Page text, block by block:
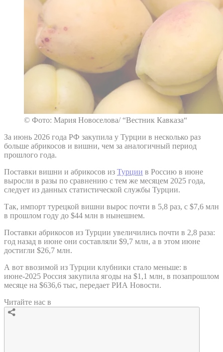
© Фото: Мария Новоселова/ “Вестник Кавказа“
За июнь 2026 года РФ закупила у Турции в несколько раз
больше абрикосов и вишни, чем за аналогичный период
прошлого года.
Поставки вишни и абрикосов из Турции в Россию в июне
выросли в разы по сравнению с тем же месяцем 2025 года,
следует из данных статистической службы Турции.
Так, импорт турецкой вишни вырос почти в 5,8 раз, с $7,6 млн
в прошлом году до $44 млн в нынешнем.
Поставки абрикосов из Турции увеличились почти в 2,8 раза:
год назад в июне они составляли $9,7 млн, а в этом июне
достигли $26,7 млн.
А вот ввозимой из Турции клубники стало меньше: в
июне-2025 Россия закупила ягоды на $1,1 млн, в позапрошлом
месяце на $636,6 тыс, передает РИА Новости.
Читайте нас в